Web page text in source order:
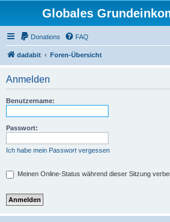
Globales
Donations FAQ
dadabit Foren-Übersicht
Anmelden
Benutzername:
Passwort:
Ich habe mein Passwort vergessen
Meinen Online-Status während dieser Sitzung